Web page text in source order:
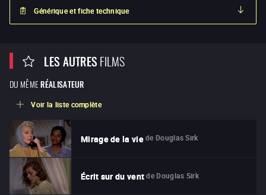
Générique et fiche technique
LES AUTRESFILMS
DU MÊME RÉALISATEUR
Voir la liste complète
Mirage de la vie de Douglas Sirk
Écrit sur du vent de Douglas Sirk